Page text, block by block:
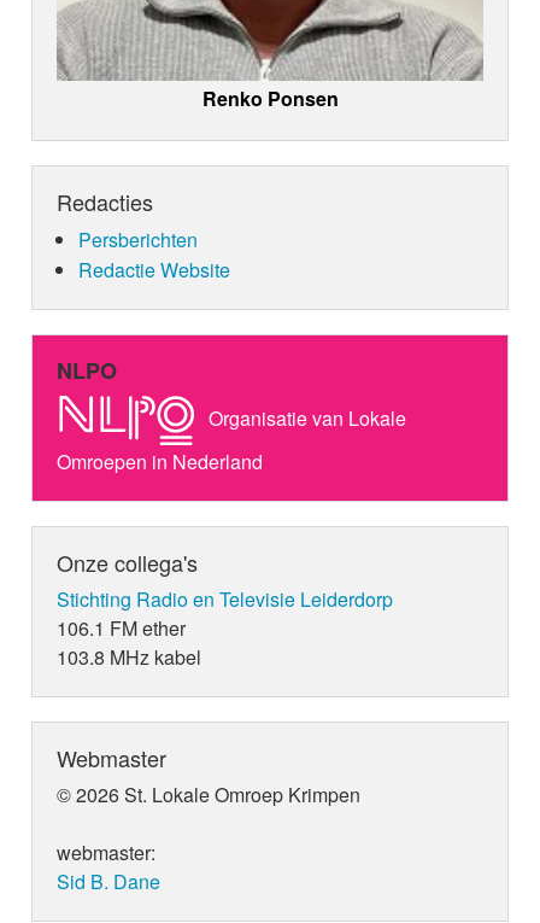
Renko Ponsen
Redacties
Persberichten
Redactie Website
NLPO
Organisatie van Lokale
Omroepen in Nederland
Onze collega's
Stichting Radio en Televisie Leiderdorp
106.1 FM ether
103.8 MHz kabel
Webmaster
© 2026 St. Lokale Omroep Krimpen
webmaster:
Sid B. Dane